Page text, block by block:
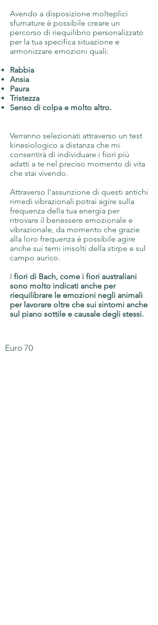
Avendo a disposizione molteplici
sfumature è possibile creare un
percorso di riequilibrio personalizzato
per la tua specifica situazione e
armonizzare emozioni quali:
Rabbia
Ansia
Paura
Tristezza
Senso di colpa e molto altro.
Verranno selezionati attraverso un test
kinesiologico a distanza che mi
consentirà di individuare i fiori più
adatti a te nel preciso momento di vita
che stai vivendo.
Attraverso l'assunzione di questi antichi
rimedi vibrazionali potrai agire sulla
frequenza della tua energia per
ritrovare il benessere emozionale e
vibrazionale, da momento che grazie
alla loro frequenza è possibile agire
anche sui temi irrisolti della stirpe e sul
campo aurico.
I fiori di Bach, come i fiori australiani
sono molto indicati anche per
riequilibrare le emozioni negli animali
per lavorare oltre che sui sintomi anche
sul piano sottile e causale degli stessi.
Euro 70